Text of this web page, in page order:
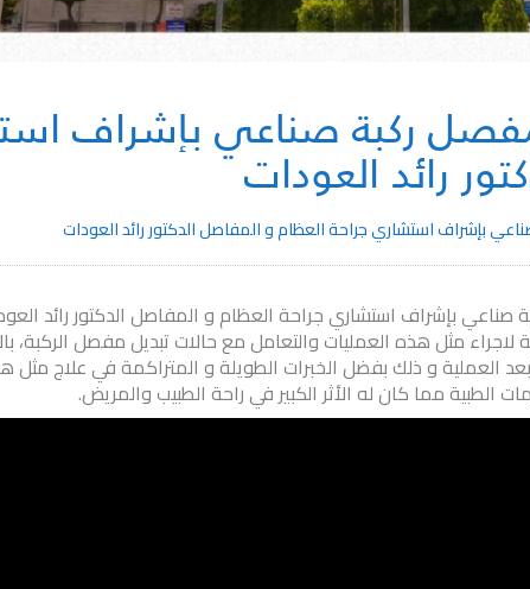
مفصل ركبة صناعي بإشراف
رائد العودات
بإشراف استشاري جراحة العظام و المفاصل الدكتور رائد العودات
بإشراف استشاري جراحة العظام و المفاصل الدكتور رائد
لاجراء مثل هذه العمليات والتعامل مع حالات تبديل مفصل
العملية و ذلك بفضل الخبرات الطويلة و المتراكمة في علاج
الطبية مما كان له الأثر الكبير في راحة الطبيب والمريض.